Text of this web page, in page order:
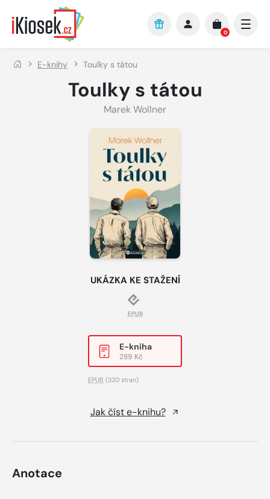
Přejít na hlavní obsah
0
E-knihy Toulky s tátou
Toulky s tátou
Marek Wollner
UKÁZKA KE STAŽENÍ
EPUB
E-kniha
289 Kč
EPUB (320 stran)
Jak číst e-knihu?
Anotace